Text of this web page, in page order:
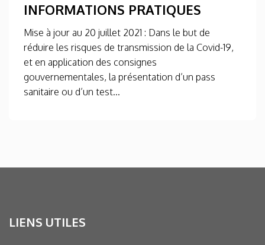
INFORMATIONS PRATIQUES
Mise à jour au 20 juillet 2021 : Dans le but de
réduire les risques de transmission de la Covid-19,
et en application des consignes
gouvernementales, la présentation d’un pass
sanitaire ou d’un test...
LIENS UTILES